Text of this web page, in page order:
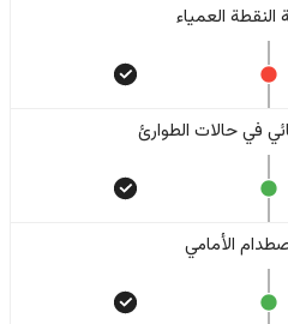
النقطة العمياء
في حالات الطوارئ
الأمامي